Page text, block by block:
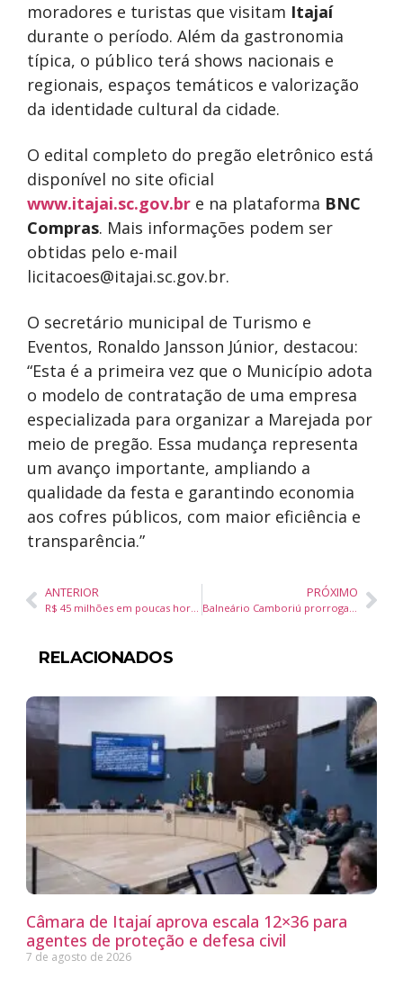
moradores e turistas que visitam Itajaí
durante o período. Além da gastronomia
típica, o público terá shows nacionais e
regionais, espaços temáticos e valorização
da identidade cultural da cidade.
O edital completo do pregão eletrônico está
disponível no site oficial
www.itajai.sc.gov.br e na plataforma BNC
Compras. Mais informações podem ser
obtidas pelo e-mail
licitacoes@itajai.sc.gov.br.
O secretário municipal de Turismo e
Eventos, Ronaldo Jansson Júnior, destacou:
“Esta é a primeira vez que o Município adota
o modelo de contratação de uma empresa
especializada para organizar a Marejada por
meio de pregão. Essa mudança representa
um avanço importante, ampliando a
qualidade da festa e garantindo economia
aos cofres públicos, com maior eficiência e
transparência.”
ANTERIOR
R$ 45 milhões em poucas horas. Loteamento no Sul do país vende quase metade dos terrenos no lançamento
PRÓXIMO
Balneário Camboriú prorroga prazo para contratação emergencial da Casa do Autista
RELACIONADOS
Câmara de Itajaí aprova escala 12×36 para
agentes de proteção e defesa civil
7 de agosto de 2026